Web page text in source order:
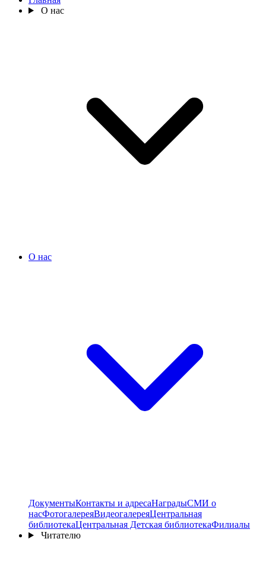
О нас
О нас
ДокументыКонтакты и адресаНаградыСМИ о
насФотогалереяВидеогалереяЦентральная
библиотекаЦентральная Детская библиотекаФилиалы
Читателю